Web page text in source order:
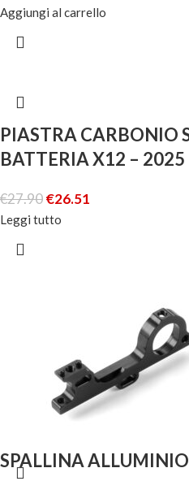
Aggiungi al carrello
PIASTRA CARBONIO
BATTERIA X12 – 2025
€27.90€26.51
Leggi tutto
SPALLINA